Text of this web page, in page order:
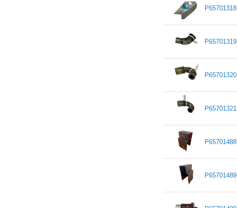
P65701318
P65701319
P65701320
P65701321
P65701488
P65701489